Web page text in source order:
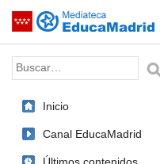
Saltar navegación
Palabra o frase:
Inicio
Canal EducaMadrid
Últimos contenidos